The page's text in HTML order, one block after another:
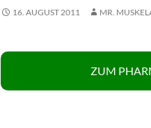
16. AUGUST 2011 MR.
ZUM